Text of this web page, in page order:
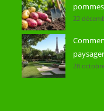
22
28